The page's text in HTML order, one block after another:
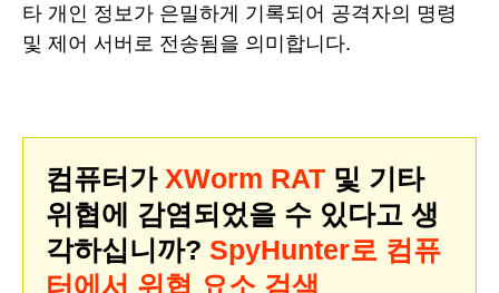
타 개인 정보가 은밀하게 기록되어 공격자의 명령
및 제어 서버로 전송됨을 의미합니다.
컴퓨터가 XWorm RAT 및 기타
위협에 감염되었을 수 있다고 생
각하십니까? SpyHunter로 컴퓨
터에서 위협 요소 검색